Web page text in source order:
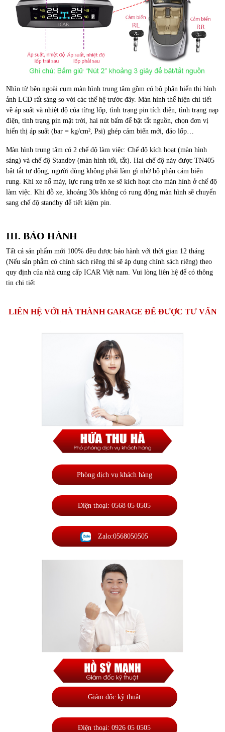
Nhìn từ bên ngoài cụm màn hình trung tâm gồm có bộ phận hiển thị hình
ảnh LCD rất sáng so với các thế hệ trước đây. Màn hình thể hiện chi tiết
về áp suất và nhiệt độ của từng lốp, tình trạng pin tích điện, tình trạng nạp
điện, tình trạng pin mặt trời, hai nút bấm để bật tắt nguồn, chọn đơn vị
hiển thị áp suất (bar = kg/cm², Psi) ghép cảm biến mới, đảo lốp…
Màn hình trung tâm có 2 chế độ làm việc: Chế độ kích hoạt (màn hình
sáng) và chế độ Standby (màn hình tối, tắt). Hai chế độ này được TN405
bật tắt tự động, người dùng không phải làm gì nhờ bộ phận cảm biến
rung. Khi xe nổ máy, lực rung trên xe sẽ kích hoạt cho màn hình ở chế độ
làm việc. Khi đỗ xe, khoảng 30s không có rung động màn hình sẽ chuyển
sang chế độ standby để tiết kiệm pin.
III. BẢO HÀNH
Tất cả sản phẩm mới 100% đều được bảo hành với thời gian 12 tháng
(Nếu sản phẩm có chính sách riêng thì sẽ áp dụng chính sách riêng) theo
quy định của nhà cung cấp ICAR Việt nam. Vui lòng liên hệ để có thông
tin chi tiết
LIÊN HỆ VỚI HÀ THÀNH GARAGE ĐỂ ĐƯỢC TƯ VẤN
Phòng dịch vụ khách hàng
Điện thoại: 0568 05 0505
Zalo:0568050505
Giám đốc kỹ thuật
Điện thoại: 0926 05 0505